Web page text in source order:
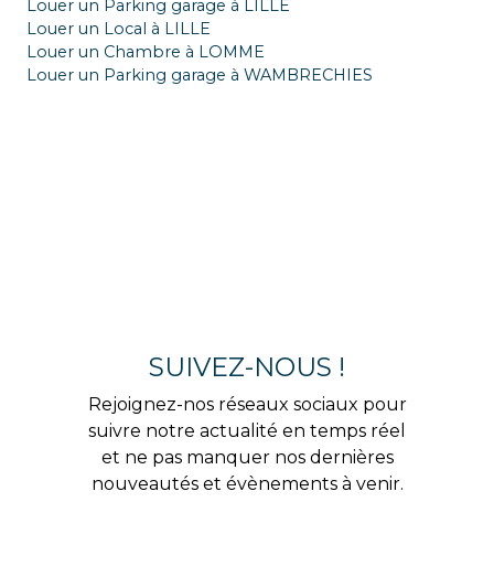
Louer un Parking garage à LILLE
Louer un Local à LILLE
Louer un Chambre à LOMME
Louer un Parking garage à WAMBRECHIES
SUIVEZ-NOUS !
Rejoignez-nos réseaux sociaux pour
suivre notre actualité en temps réel
et ne pas manquer nos dernières
nouveautés et évènements à venir.